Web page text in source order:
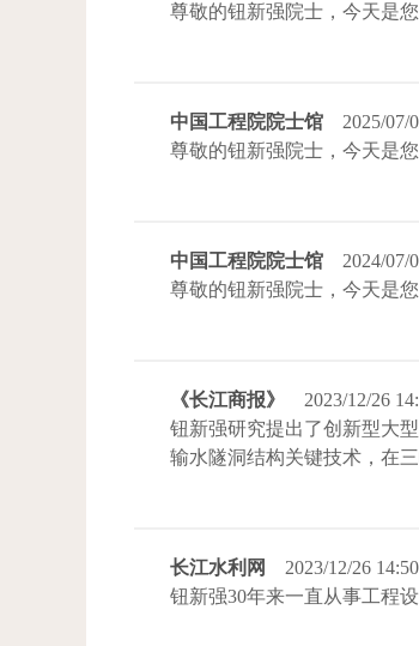
尊敬的钮新强院士，今天是
中国工程院院士馆
2025/07/
尊敬的钮新强院士，今天是
中国工程院院士馆
2024/07/
尊敬的钮新强院士，今天是
《长江商报》
2023/12/26
钮新强研究提出了创新型大
输水隧洞结构关键技术，在
长江水利网
2023/12/26 14:50
钮新强30年来一直从事工程